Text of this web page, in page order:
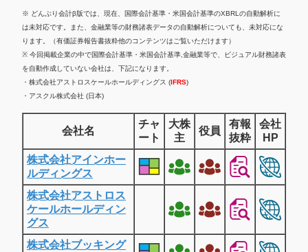
※ どんぶり会計β版では、現在、国際会計基準・米国会計基準のXBRLの自動解析に
は未対応です。また、金融業等の財務諸表データの自動解析についても、未対応にな
ります。（有価証券報告書抜粋他のコンテンツはご覧いただけます）
※ 今回掲載企業の中で国際会計基準・米国会計基準,金融業等で、ビジュアル財務諸表
を自動作成していない会社は、下記になります。
・株式会社アストロスケールホールディングス (IFRS)
・アスクル株式会社 (日本)
会社名
チャ
ート
大株
主
役員
有報
抜粋
会社
HP
株式会社アインホー
ルディングス
株式会社アストロス
ケールホールディン
グス
株式会社ブッキング